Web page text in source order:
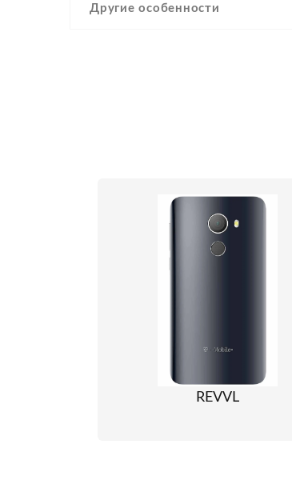
Другие особенности
REVVL